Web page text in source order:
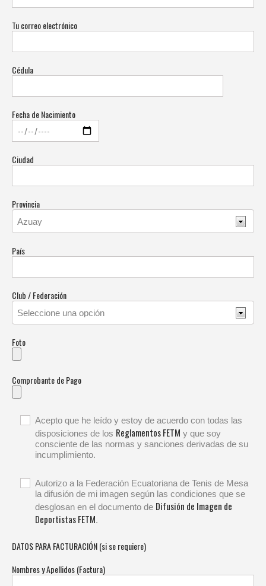
Tu correo electrónico
Cédula
Fecha de Nacimiento
Ciudad
Provincia
País
Club / Federación
Foto
Comprobante de Pago
Acepto que he leído y estoy de acuerdo con todas las
disposiciones de los Reglamentos FETM y que soy
consciente de las normas y sanciones derivadas de su
incumplimiento.
Autorizo a la Federación Ecuatoriana de Tenis de Mesa
la difusión de mi imagen según las condiciones que se
desglosan en el documento de Difusión de Imagen de
Deportistas FETM.
DATOS PARA FACTURACIÓN (si se requiere)
Nombres y Apellidos (Factura)